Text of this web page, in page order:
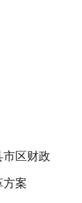
区财政
方案